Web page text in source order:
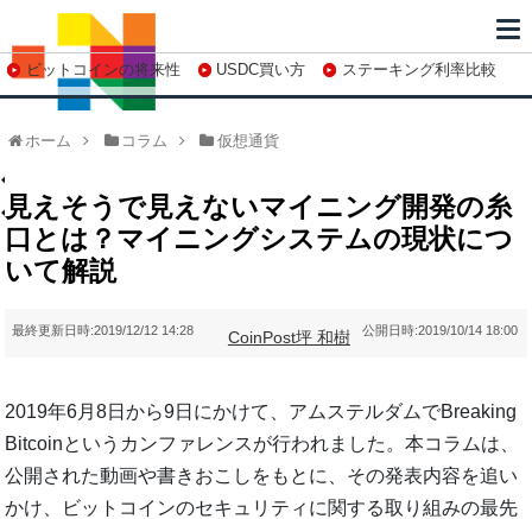
ビットコインの将来性 USDC買い方
ステーキング利率比較
株特集・関連銘柄
ホーム コラム 仮想通貨
見えそうで見えないマイニング開発の糸
口とは？マイニングシステムの現状につ
いて解説
公開日時:2019/10/14 18:00
最終更新日時:2019/12/12 14:28 CoinPost坪 和樹
2019年6月8日から9日にかけて、アムステルダムでBreaking
Bitcoinというカンファレンスが行われました。本コラムは、
公開された動画や書きおこしをもとに、その発表内容を追い
かけ、ビットコインのセキュリティに関する取り組みの最先